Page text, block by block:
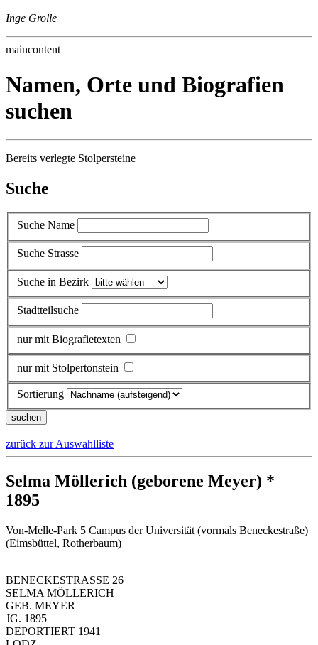
Inge Grolle
maincontent
Namen, Orte und Biografien
suchen
Bereits verlegte Stolpersteine
Suche
Suche Name
Suche Strasse
Suche in Bezirk
Stadtteilsuche
nur mit Biografietexten
nur mit Stolpertonstein
Sortierung
zurück zur Auswahlliste
Selma Möllerich (geborene Meyer) *
1895
Von-Melle-Park 5 Campus der Universität (vormals Beneckestraße)
(Eimsbüttel, Rotherbaum)
BENECKESTRASSE 26
SELMA MÖLLERICH
GEB. MEYER
JG. 1895
DEPORTIERT 1941